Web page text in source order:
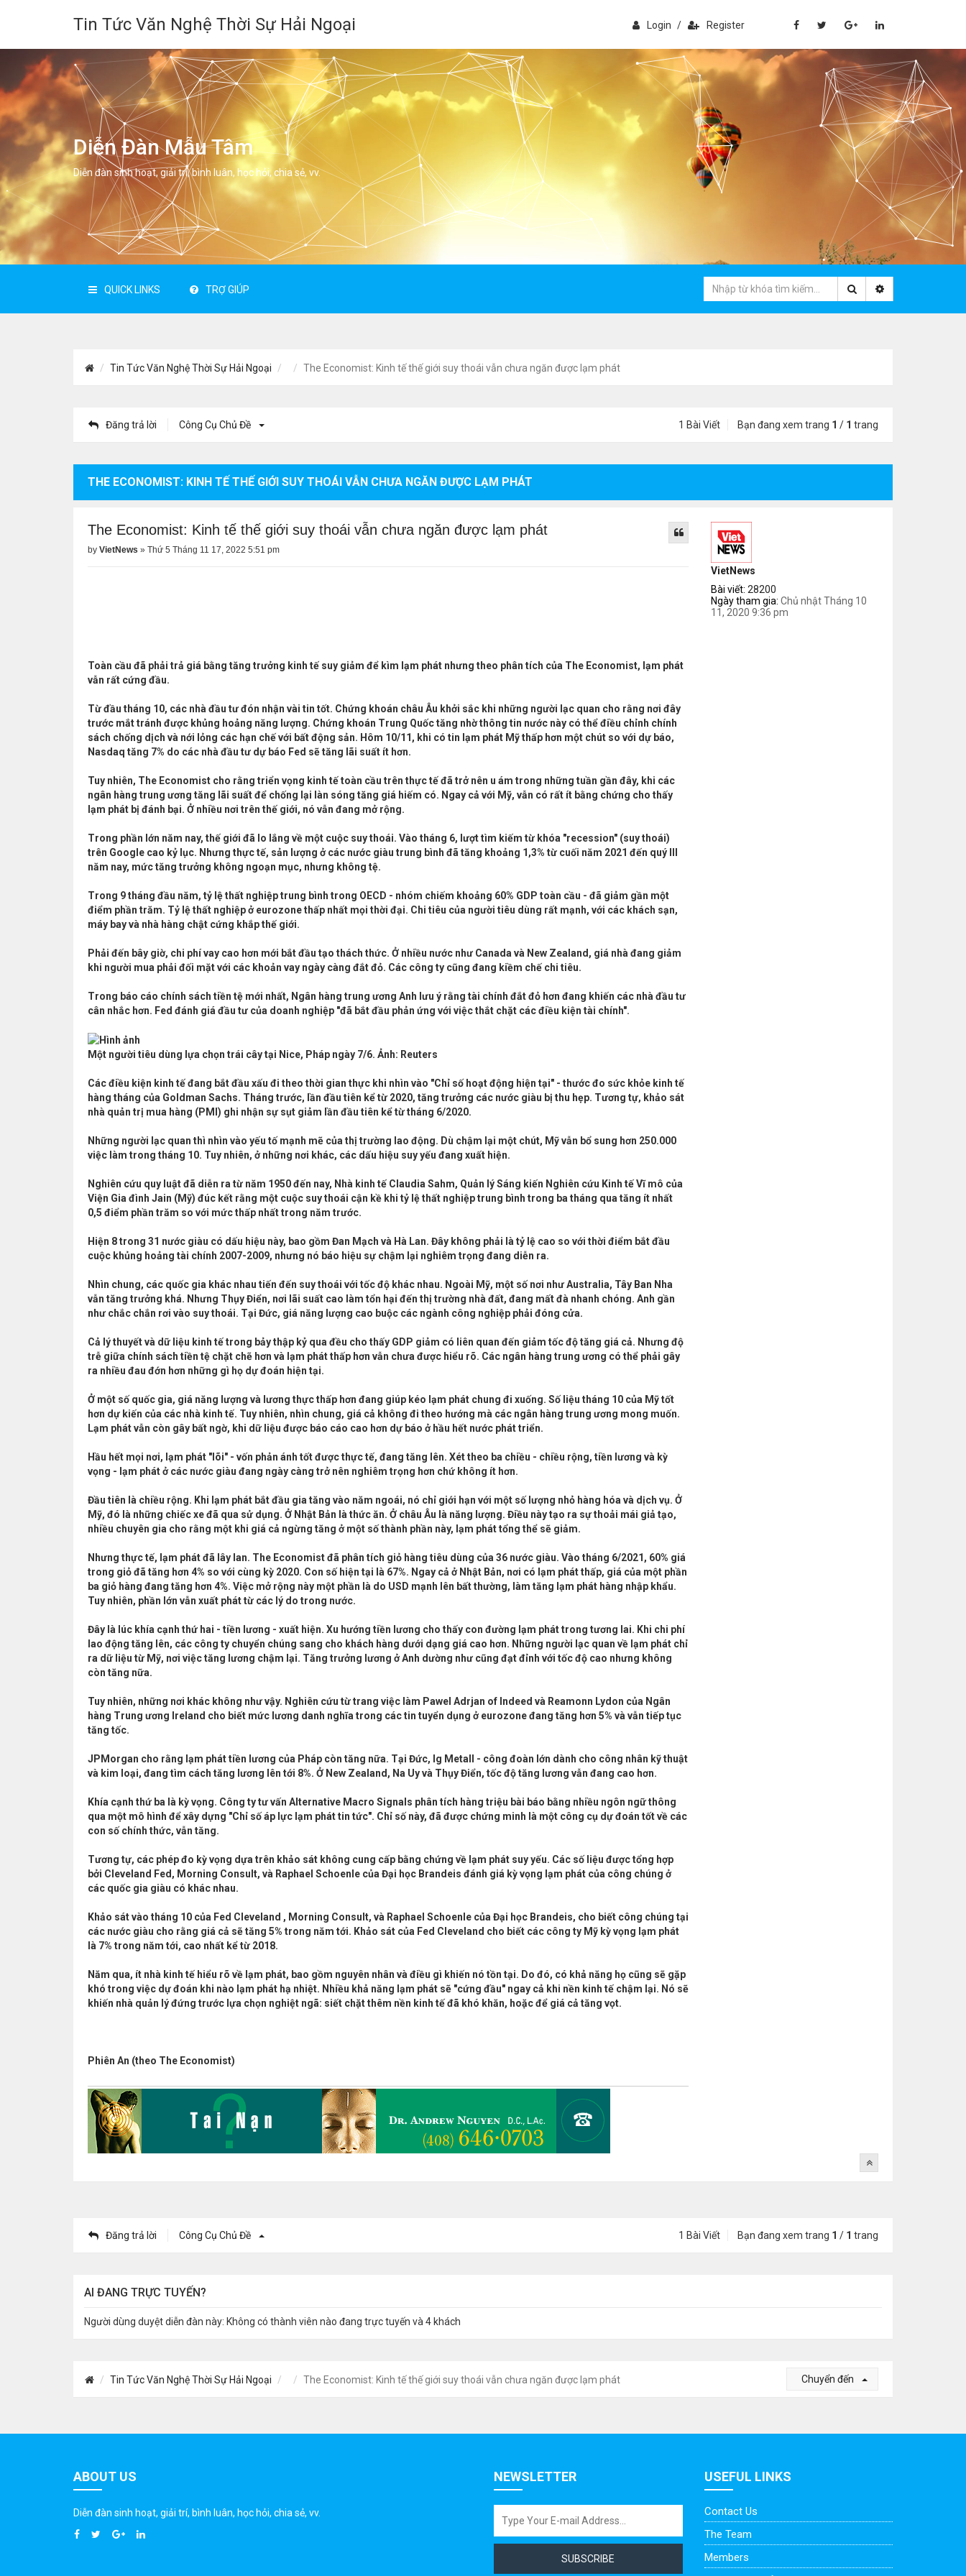
Tin Tức Văn Nghệ Thời Sự Hải Ngoại Login / Register
Diễn Đàn Mẫu Tâm
Diễn đàn sinh hoạt, giải trí, bình luân, học hỏi, chia sẻ, vv.
QUICK LINKS TRỢ GIÚP
Tin Tức Văn Nghệ Thời Sự Hải Ngoại The Economist: Kinh tế thế giới suy thoái vẫn chưa ngăn được lạm phát
Đăng trả lời Công Cụ Chủ Đề 1 Bài Viết Bạn đang xem trang 1 / 1 trang
THE ECONOMIST: KINH TẾ THẾ GIỚI SUY THOÁI VẪN CHƯA NGĂN ĐƯỢC LẠM PHÁT
VietNews
Bài viết: 28200
Ngày tham gia: Chủ nhật Tháng 10
11, 2020 9:36 pm
The Economist: Kinh tế thế giới suy thoái vẫn chưa ngăn được lạm phát
by VietNews » Thứ 5 Tháng 11 17, 2022 5:51 pm
Toàn cầu đã phải trả giá bằng tăng trưởng kinh tế suy giảm để kìm lạm phát nhưng theo phân tích của The Economist, lạm phát
vẫn rất cứng đầu.
Từ đầu tháng 10, các nhà đầu tư đón nhận vài tin tốt. Chứng khoán châu Âu khởi sắc khi những người lạc quan cho rằng nơi đây
trước mắt tránh được khủng hoảng năng lượng. Chứng khoán Trung Quốc tăng nhờ thông tin nước này có thể điều chỉnh chính
sách chống dịch và nới lỏng các hạn chế với bất động sản. Hôm 10/11, khi có tin lạm phát Mỹ thấp hơn một chút so với dự báo,
Nasdaq tăng 7% do các nhà đầu tư dự báo Fed sẽ tăng lãi suất ít hơn.
Tuy nhiên, The Economist cho rằng triển vọng kinh tế toàn cầu trên thực tế đã trở nên u ám trong những tuần gần đây, khi các
ngân hàng trung ương tăng lãi suất để chống lại làn sóng tăng giá hiếm có. Ngay cả với Mỹ, vẫn có rất ít bằng chứng cho thấy
lạm phát bị đánh bại. Ở nhiều nơi trên thế giới, nó vẫn đang mở rộng.
Trong phần lớn năm nay, thế giới đã lo lắng về một cuộc suy thoái. Vào tháng 6, lượt tìm kiếm từ khóa "recession" (suy thoái)
trên Google cao kỷ lục. Nhưng thực tế, sản lượng ở các nước giàu trung bình đã tăng khoảng 1,3% từ cuối năm 2021 đến quý III
năm nay, mức tăng trưởng không ngoạn mục, nhưng không tệ.
Trong 9 tháng đầu năm, tỷ lệ thất nghiệp trung bình trong OECD - nhóm chiếm khoảng 60% GDP toàn cầu - đã giảm gần một
điểm phần trăm. Tỷ lệ thất nghiệp ở eurozone thấp nhất mọi thời đại. Chi tiêu của người tiêu dùng rất mạnh, với các khách sạn,
máy bay và nhà hàng chật cứng khắp thế giới.
Phải đến bây giờ, chi phí vay cao hơn mới bắt đầu tạo thách thức. Ở nhiều nước như Canada và New Zealand, giá nhà đang giảm
khi người mua phải đối mặt với các khoản vay ngày càng đắt đỏ. Các công ty cũng đang kiềm chế chi tiêu.
Trong báo cáo chính sách tiền tệ mới nhất, Ngân hàng trung ương Anh lưu ý rằng tài chính đắt đỏ hơn đang khiến các nhà đầu tư
cân nhắc hơn. Fed đánh giá đầu tư của doanh nghiệp "đã bắt đầu phản ứng với việc thắt chặt các điều kiện tài chính".
Một người tiêu dùng lựa chọn trái cây tại Nice, Pháp ngày 7/6. Ảnh: Reuters
Các điều kiện kinh tế đang bắt đầu xấu đi theo thời gian thực khi nhìn vào "Chỉ số hoạt động hiện tại" - thước đo sức khỏe kinh tế
hàng tháng của Goldman Sachs. Tháng trước, lần đầu tiên kể từ 2020, tăng trưởng các nước giàu bị thu hẹp. Tương tự, khảo sát
nhà quản trị mua hàng (PMI) ghi nhận sự sụt giảm lần đầu tiên kể từ tháng 6/2020.
Những người lạc quan thì nhìn vào yếu tố mạnh mẽ của thị trường lao động. Dù chậm lại một chút, Mỹ vẫn bổ sung hơn 250.000
việc làm trong tháng 10. Tuy nhiên, ở những nơi khác, các dấu hiệu suy yếu đang xuất hiện.
Nghiên cứu quy luật đã diễn ra từ năm 1950 đến nay, Nhà kinh tế Claudia Sahm, Quản lý Sáng kiến Nghiên cứu Kinh tế Vĩ mô của
Viện Gia đình Jain (Mỹ) đúc kết rằng một cuộc suy thoái cận kề khi tỷ lệ thất nghiệp trung bình trong ba tháng qua tăng ít nhất
0,5 điểm phần trăm so với mức thấp nhất trong năm trước.
Hiện 8 trong 31 nước giàu có dấu hiệu này, bao gồm Đan Mạch và Hà Lan. Đây không phải là tỷ lệ cao so với thời điểm bắt đầu
cuộc khủng hoảng tài chính 2007-2009, nhưng nó báo hiệu sự chậm lại nghiêm trọng đang diễn ra.
Nhìn chung, các quốc gia khác nhau tiến đến suy thoái với tốc độ khác nhau. Ngoài Mỹ, một số nơi như Australia, Tây Ban Nha
vẫn tăng trưởng khá. Nhưng Thụy Điển, nơi lãi suất cao làm tổn hại đến thị trường nhà đất, đang mất đà nhanh chóng. Anh gần
như chắc chắn rơi vào suy thoái. Tại Đức, giá năng lượng cao buộc các ngành công nghiệp phải đóng cửa.
Cả lý thuyết và dữ liệu kinh tế trong bảy thập kỷ qua đều cho thấy GDP giảm có liên quan đến giảm tốc độ tăng giá cả. Nhưng độ
trễ giữa chính sách tiền tệ chặt chẽ hơn và lạm phát thấp hơn vẫn chưa được hiểu rõ. Các ngân hàng trung ương có thể phải gây
ra nhiều đau đớn hơn những gì họ dự đoán hiện tại.
Ở một số quốc gia, giá năng lượng và lương thực thấp hơn đang giúp kéo lạm phát chung đi xuống. Số liệu tháng 10 của Mỹ tốt
hơn dự kiến của các nhà kinh tế. Tuy nhiên, nhìn chung, giá cả không đi theo hướng mà các ngân hàng trung ương mong muốn.
Lạm phát vẫn còn gây bất ngờ, khi dữ liệu được báo cáo cao hơn dự báo ở hầu hết nước phát triển.
Hầu hết mọi nơi, lạm phát "lõi" - vốn phản ánh tốt được thực tế, đang tăng lên. Xét theo ba chiều - chiều rộng, tiền lương và kỳ
vọng - lạm phát ở các nước giàu đang ngày càng trở nên nghiêm trọng hơn chứ không ít hơn.
Đầu tiên là chiều rộng. Khi lạm phát bắt đầu gia tăng vào năm ngoái, nó chỉ giới hạn với một số lượng nhỏ hàng hóa và dịch vụ. Ở
Mỹ, đó là những chiếc xe đã qua sử dụng. Ở Nhật Bản là thức ăn. Ở châu Âu là năng lượng. Điều này tạo ra sự thoải mái giả tạo,
nhiều chuyên gia cho rằng một khi giá cả ngừng tăng ở một số thành phần này, lạm phát tổng thể sẽ giảm.
Nhưng thực tế, lạm phát đã lây lan. The Economist đã phân tích giỏ hàng tiêu dùng của 36 nước giàu. Vào tháng 6/2021, 60% giá
trong giỏ đã tăng hơn 4% so với cùng kỳ 2020. Con số hiện tại là 67%. Ngay cả ở Nhật Bản, nơi có lạm phát thấp, giá của một phần
ba giỏ hàng đang tăng hơn 4%. Việc mở rộng này một phần là do USD mạnh lên bất thường, làm tăng lạm phát hàng nhập khẩu.
Tuy nhiên, phần lớn vẫn xuất phát từ các lý do trong nước.
Đây là lúc khía cạnh thứ hai - tiền lương - xuất hiện. Xu hướng tiền lương cho thấy con đường lạm phát trong tương lai. Khi chi phí
lao động tăng lên, các công ty chuyển chúng sang cho khách hàng dưới dạng giá cao hơn. Những người lạc quan về lạm phát chỉ
ra dữ liệu từ Mỹ, nơi việc tăng lương chậm lại. Tăng trưởng lương ở Anh dường như cũng đạt đỉnh với tốc độ cao nhưng không
còn tăng nữa.
Tuy nhiên, những nơi khác không như vậy. Nghiên cứu từ trang việc làm Pawel Adrjan of Indeed và Reamonn Lydon của Ngân
hàng Trung ương Ireland cho biết mức lương danh nghĩa trong các tin tuyển dụng ở eurozone đang tăng hơn 5% và vẫn tiếp tục
tăng tốc.
JPMorgan cho rằng lạm phát tiền lương của Pháp còn tăng nữa. Tại Đức, Ig Metall - công đoàn lớn dành cho công nhân kỹ thuật
và kim loại, đang tìm cách tăng lương lên tới 8%. Ở New Zealand, Na Uy và Thụy Điển, tốc độ tăng lương vẫn đang cao hơn.
Khía cạnh thứ ba là kỳ vọng. Công ty tư vấn Alternative Macro Signals phân tích hàng triệu bài báo bằng nhiều ngôn ngữ thông
qua một mô hình để xây dựng "Chỉ số áp lực lạm phát tin tức". Chỉ số này, đã được chứng minh là một công cụ dự đoán tốt về các
con số chính thức, vẫn tăng.
Tương tự, các phép đo kỳ vọng dựa trên khảo sát không cung cấp bằng chứng về lạm phát suy yếu. Các số liệu được tổng hợp
bởi Cleveland Fed, Morning Consult, và Raphael Schoenle của Đại học Brandeis đánh giá kỳ vọng lạm phát của công chúng ở
các quốc gia giàu có khác nhau.
Khảo sát vào tháng 10 của Fed Cleveland , Morning Consult, và Raphael Schoenle của Đại học Brandeis, cho biết công chúng tại
các nước giàu cho rằng giá cả sẽ tăng 5% trong năm tới. Khảo sát của Fed Cleveland cho biết các công ty Mỹ kỳ vọng lạm phát
là 7% trong năm tới, cao nhất kể từ 2018.
Năm qua, ít nhà kinh tế hiểu rõ về lạm phát, bao gồm nguyên nhân và điều gì khiến nó tồn tại. Do đó, có khả năng họ cũng sẽ gặp
khó trong việc dự đoán khi nào lạm phát hạ nhiệt. Nhiều khả năng lạm phát sẽ "cứng đầu" ngay cả khi nền kinh tế chậm lại. Nó sẽ
khiến nhà quản lý đứng trước lựa chọn nghiệt ngã: siết chặt thêm nền kinh tế đã khó khăn, hoặc để giá cả tăng vọt.
Phiên An (theo The Economist)
Đăng trả lời Công Cụ Chủ Đề 1 Bài Viết Bạn đang xem trang 1 / 1 trang
AI ĐANG TRỰC TUYẾN?
Người dùng duyệt diễn đàn này: Không có thành viên nào đang trực tuyến và 4 khách
Tin Tức Văn Nghệ Thời Sự Hải Ngoại The Economist: Kinh tế thế giới suy thoái vẫn chưa ngăn được lạm phát Chuyển đến
ABOUT US
Diễn đàn sinh hoạt, giải trí, bình luân, học hỏi, chia sẻ, vv.
NEWSLETTER
SUBSCRIBE
USEFUL LINKS
Contact Us
The Team
Members